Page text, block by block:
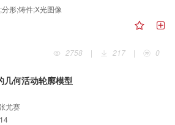
域分割出来。针对汽车铝合金轮毂铸件X光图像，
形;铸件;X光图像
2758
| 217 | 0
几何活动轮廓模型
尤赛